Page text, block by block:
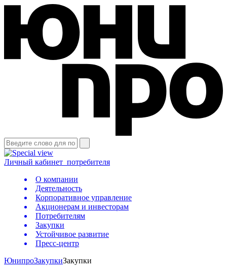
Личный кабинет потребителя
О компании
Деятельность
Корпоративное управление
Акционерам и инвесторам
Потребителям
Закупки
Устойчивое развитие
Пресс-центр
ЮнипроЗакупкиЗакупки